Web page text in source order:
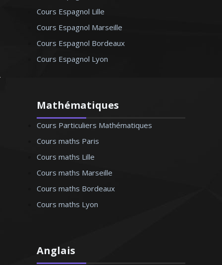
Cours Espagnol Lille
Cours Espagnol Marseille
Cours Espagnol Bordeaux
Cours Espagnol Lyon
Mathématiques
Cours Particuliers Mathématiques
Cours maths Paris
Cours maths Lille
Cours maths Marseille
Cours maths Bordeaux
Cours maths Lyon
Anglais